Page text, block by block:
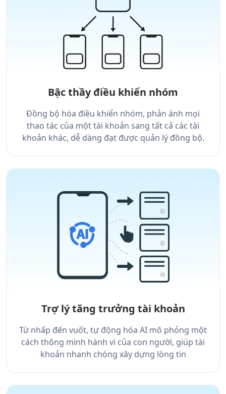
Bậc thầy điều khiển nhóm
Đồng bộ hóa điều khiển nhóm, phản ánh mọi
thao tác của một tài khoản sang tất cả các tài
khoản khác, dễ dàng đạt được quản lý đồng bộ.
Trợ lý tăng trưởng tài khoản
Từ nhấp đến vuốt, tự động hóa AI mô phỏng một
cách thông minh hành vi của con người, giúp tài
khoản nhanh chóng xây dựng lòng tin